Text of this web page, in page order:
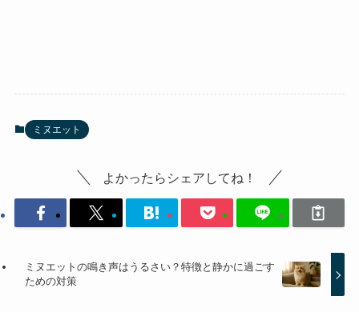
ミヌエット
よかったらシェアしてね！
ミヌエットの鳴き声はうるさい？特徴と静かに過ごす
ための対策